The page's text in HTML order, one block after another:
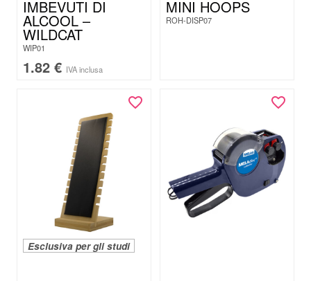
IMBEVUTI DI
ALCOOL –
WILDCAT
WIP01
1.82 € IVA inclusa
MINI HOOPS
ROH-DISP07
Esclusiva per gli studi